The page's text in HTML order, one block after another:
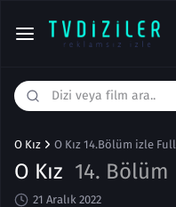
O Kız O Kız 14.Bölüm izle Full
O Kız 14. Bölüm
21 Aralık 2022